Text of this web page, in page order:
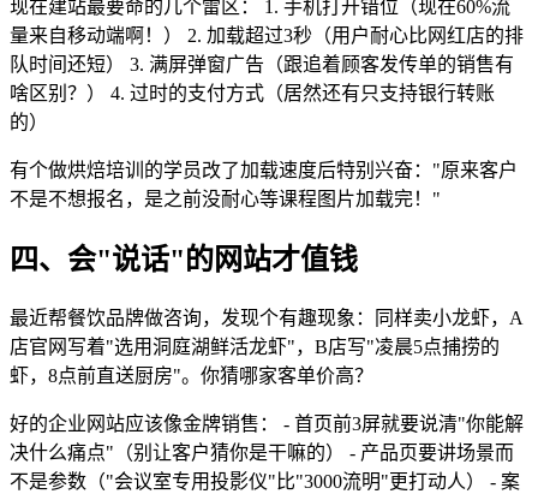
现在建站最要命的几个雷区： 1. 手机打开错位（现在60%流
量来自移动端啊！） 2. 加载超过3秒（用户耐心比网红店的排
队时间还短） 3. 满屏弹窗广告（跟追着顾客发传单的销售有
啥区别？） 4. 过时的支付方式（居然还有只支持银行转账
的）
有个做烘焙培训的学员改了加载速度后特别兴奋："原来客户
不是不想报名，是之前没耐心等课程图片加载完！"
四、会"说话"的网站才值钱
最近帮餐饮品牌做咨询，发现个有趣现象：同样卖小龙虾，A
店官网写着"选用洞庭湖鲜活龙虾"，B店写"凌晨5点捕捞的
虾，8点前直送厨房"。你猜哪家客单价高？
好的企业网站应该像金牌销售： - 首页前3屏就要说清"你能解
决什么痛点"（别让客户猜你是干嘛的） - 产品页要讲场景而
不是参数（"会议室专用投影仪"比"3000流明"更打动人） - 案